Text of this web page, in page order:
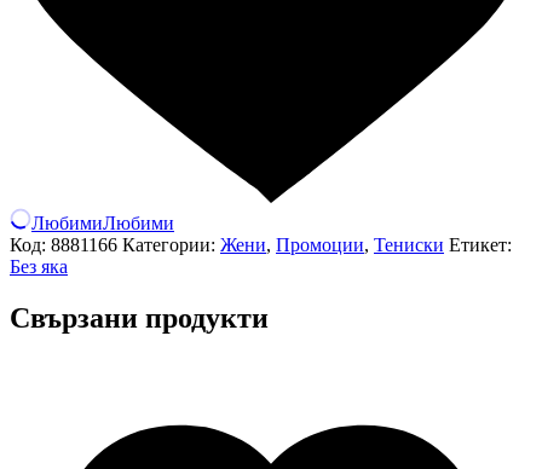
ЛюбимиЛюбими
Код: 8881166 Категории: Жени, Промоции, Тениски Етикет:
Без яка
Свързани продукти